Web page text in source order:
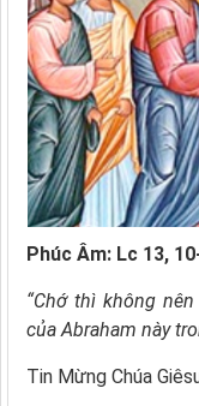
Phúc Âm: Lc 13,
“Chớ thì không
của Abraham này
Tin Mừng Chúa